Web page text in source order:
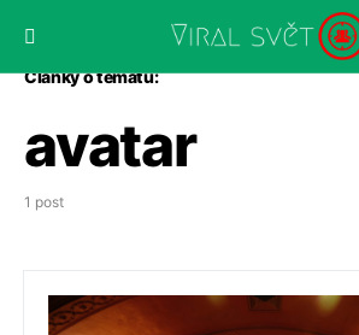
Články o tématu:
avatar
1 post